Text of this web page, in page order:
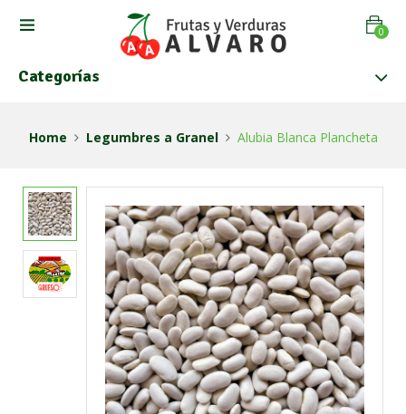
0
Categorías
Home Legumbres a Granel Alubia Blanca Plancheta